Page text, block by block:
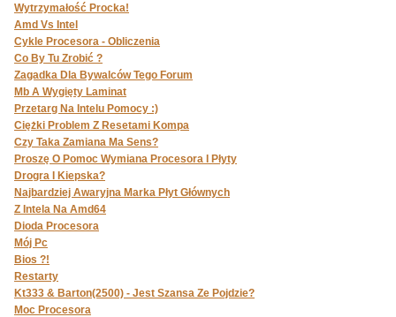
Wytrzymałość Procka!
Amd Vs Intel
Cykle Procesora - Obliczenia
Co By Tu Zrobić ?
Zagadka Dla Bywalców Tego Forum
Mb A Wygięty Laminat
Przetarg Na Intelu Pomocy :)
Ciężki Problem Z Resetami Kompa
Czy Taka Zamiana Ma Sens?
Proszę O Pomoc Wymiana Procesora I Płyty
Drogra I Kiepska?
Najbardziej Awaryjna Marka Płyt Głównych
Z Intela Na Amd64
Dioda Procesora
Mój Pc
Bios ?!
Restarty
Kt333 & Barton(2500) - Jest Szansa Ze Pojdzie?
Moc Procesora